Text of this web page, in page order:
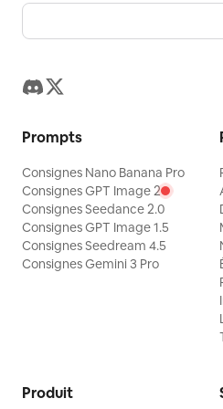
Prompts
Consignes Nano Banana Pro
Consignes GPT Image 2
Consignes Seedance 2.0
Consignes GPT Image 1.5
Consignes Seedream 4.5
Consignes Gemini 3 Pro
Produit